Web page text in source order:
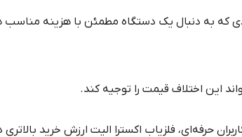
که به دنبال یک دستگاه مطمئن با هزینه
این اختلاف قیمت را توجیه کند.
حرفه‌ای، فلزیاب اکسترا الیت ارزش خرید بالاتری